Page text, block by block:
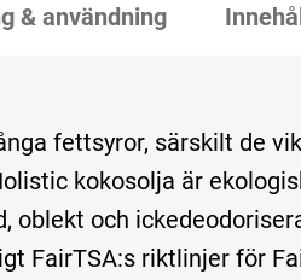
& användning
fettsyror, särskilt de
kokosolja är
oblekt och
FairTSA:s riktlinjer för